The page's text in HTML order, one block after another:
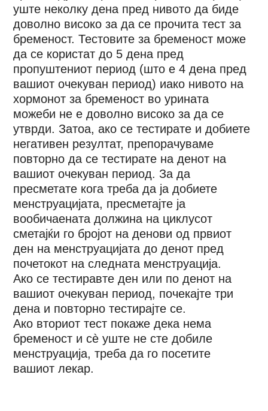
уште неколку дена пред нивото да биде
доволно високо за да се прочита тест за
бременост. Тестовите за бременост може
да се користат до 5 дена пред
пропуштениот период (што е 4 дена пред
вашиот очекуван период) иако нивото на
хормонот за бременост во урината
можеби не е доволно високо за да се
утврди. Затоа, ако се тестирате и добиете
негативен резултат, препорачуваме
повторно да се тестирате на денот на
вашиот очекуван период. За да
пресметате кога треба да ја добиете
менструацијата, пресметајте ја
вообичаената должина на циклусот
сметајќи го бројот на денови од првиот
ден на менструацијата до денот пред
почетокот на следната менструација.
Ако се тестиравте ден или по денот на
вашиот очекуван период, почекајте три
дена и повторно тестирајте се.
Ако вториот тест покаже дека нема
бременост и сè уште не сте добиле
менструација, треба да го посетите
вашиот лекар.